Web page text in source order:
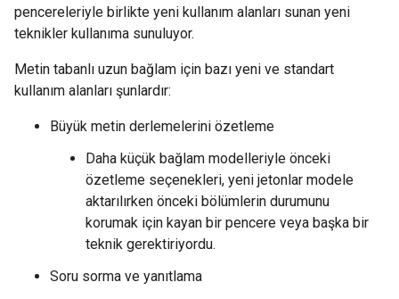
pencereleriyle birlikte yeni kullanım alanları sunan yeni
teknikler kullanıma sunuluyor.
Metin tabanlı uzun bağlam için bazı yeni ve standart
kullanım alanları şunlardır:
Büyük metin derlemelerini özetleme
Daha küçük bağlam modelleriyle önceki
özetleme seçenekleri, yeni jetonlar modele
aktarılırken önceki bölümlerin durumunu
korumak için kayan bir pencere veya başka bir
teknik gerektiriyordu.
Soru sorma ve yanıtlama